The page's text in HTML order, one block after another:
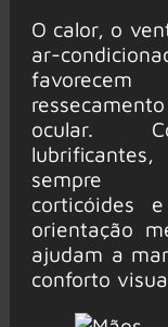
O calor, o
ar-
ressecamento
ocular.
lubrificantes,
sempre
corticóides
orientação
ajudam a
conforto